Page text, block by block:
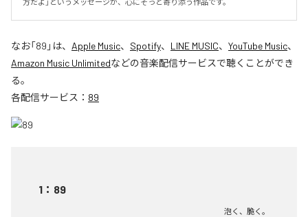
方だよ」というメッセージが、心にそっと寄り添う作品です。
なお「89 」は、 Apple Music、 Spotify、 LINE MUSIC、 YouTube Music、
Amazon Music Unlimitedなどの音楽配信サービスで聴くことができ
る。
各配信サービス： 89
1 ： 89
泡く、脆く。